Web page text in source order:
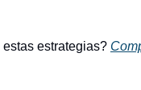
estrategias?